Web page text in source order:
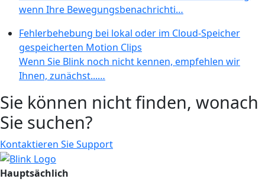
wenn Ihre Bewegungsbenachrichti…
Fehlerbehebung bei lokal oder im Cloud-Speicher
gespeicherten Motion Clips
Wenn Sie Blink noch nicht kennen, empfehlen wir
Ihnen, zunächst...…
Sie können nicht finden, wonach
Sie suchen?
Kontaktieren Sie Support
Hauptsächlich